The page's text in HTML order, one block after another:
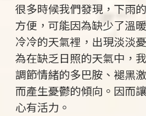
很多時候我們發現，下雨
方便，可能因為缺少了溫
冷冷的天氣裡，出現淡淡
為在缺乏日照的天氣中，
調節情緒的多巴胺、褪黑
而產生憂鬱的傾向。因而
心有活力。